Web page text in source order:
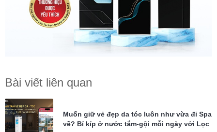
Bài viết liên quan
Muốn giữ vẻ đẹp da tóc luôn như vừa đi Spa
về? Bí kíp ở nước tắm-gội mỗi ngày với Lọc